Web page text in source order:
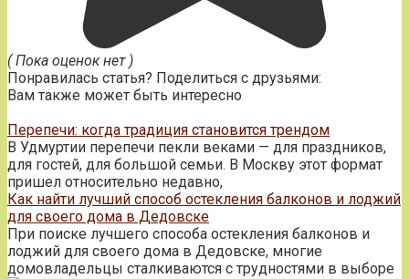
( Пока оценок нет )
Понравилась статья? Поделиться с друзьями:
Вам также может быть интересно
Перепечи: когда традиция становится трендом
В Удмуртии перепечи пекли веками — для праздников,
для гостей, для большой семьи. В Москву этот формат
пришел относительно недавно,
Как найти лучший способ остекления балконов и лоджий
для своего дома в Дедовске
При поиске лучшего способа остекления балконов и
лоджий для своего дома в Дедовске, многие
домовладельцы сталкиваются с трудностями в выборе